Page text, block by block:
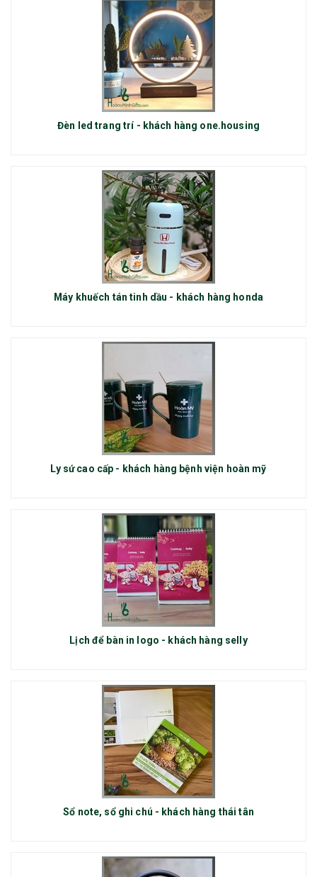
Đèn led trang trí - khách hàng one.housing
Máy khuếch tán tinh dầu - khách hàng honda
Ly sứ cao cấp - khách hàng bệnh viện hoàn mỹ
Lịch để bàn in logo - khách hàng selly
Sổ note, sổ ghi chú - khách hàng thái tân